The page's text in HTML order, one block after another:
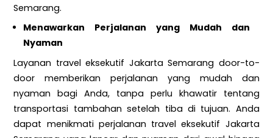
Semarang.
Menawarkan Perjalanan yang Mudah dan
Nyaman
Layanan travel eksekutif Jakarta Semarang door-to-
door memberikan perjalanan yang mudah dan
nyaman bagi Anda, tanpa perlu khawatir tentang
transportasi tambahan setelah tiba di tujuan. Anda
dapat menikmati perjalanan travel eksekutif Jakarta